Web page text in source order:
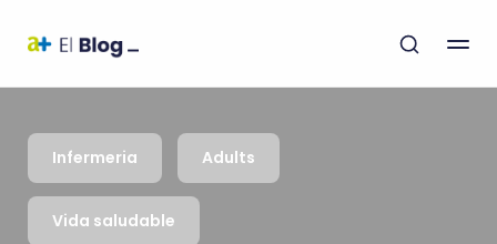
Infermeria Adults
Vida saludable